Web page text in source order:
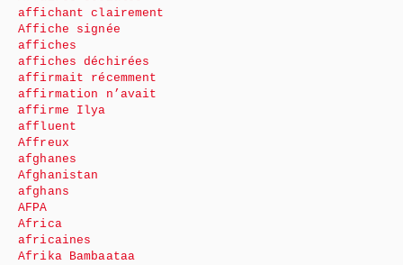
affichant clairement
Affiche signée
affiches
affiches déchirées
affirmait récemment
affirmation n’avait
affirme Ilya
affluent
Affreux
afghanes
Afghanistan
afghans
AFPA
Africa
africaines
Afrika Bambaataa